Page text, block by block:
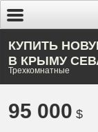
КУПИТЬ
В КРЫМУ
Трехкомнатные
95 000 $